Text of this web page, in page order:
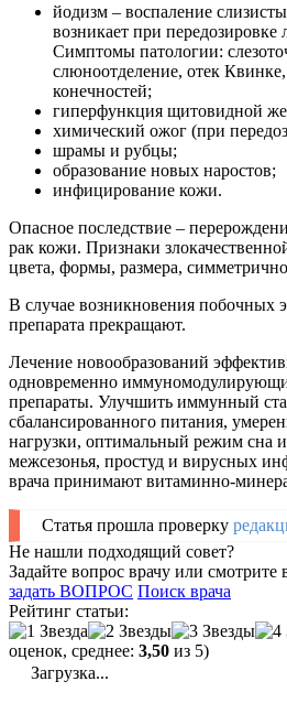
йодизм – воспаление
возникает при передозировке
Симптомы патологии:
слюноотделение, отек
конечностей;
гиперфункция щитовидной
химический ожог (при
шрамы и рубцы;
образование новых наростов;
инфицирование кожи.
Опасное последствие –
рак кожи. Признаки
цвета, формы, размера,
В случае возникновения побочных
препарата прекращают.
Лечение новообразований
одновременно
препараты. Улучшить иммунный
сбалансированного питания,
нагрузки, оптимальный режим сна
межсезонья, простуд и вирусных
врача принимают витаминно-
Статья прошла проверку
Не нашли подходящий совет?
Задайте вопрос врачу или смотрите
задать ВОПРОС Поиск врача
Рейтинг статьи:
оценок, среднее: 3,50 из 5)
Загрузка...